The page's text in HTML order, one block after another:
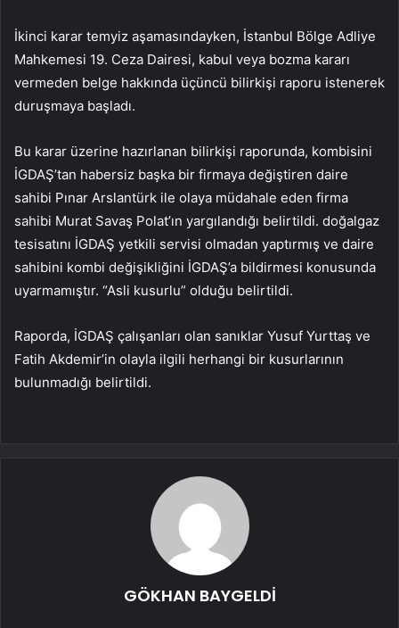
İkinci karar temyiz aşamasındayken, İstanbul Bölge Adliye
Mahkemesi 19. Ceza Dairesi, kabul veya bozma kararı
vermeden belge hakkında üçüncü bilirkişi raporu istenerek
duruşmaya başladı.
Bu karar üzerine hazırlanan bilirkişi raporunda, kombisini
İGDAŞ’tan habersiz başka bir firmaya değiştiren daire
sahibi Pınar Arslantürk ile olaya müdahale eden firma
sahibi Murat Savaş Polat’ın yargılandığı belirtildi. doğalgaz
tesisatını İGDAŞ yetkili servisi olmadan yaptırmış ve daire
sahibini kombi değişikliğini İGDAŞ’a bildirmesi konusunda
uyarmamıştır. “Asli kusurlu” olduğu belirtildi.
Raporda, İGDAŞ çalışanları olan sanıklar Yusuf Yurttaş ve
Fatih Akdemir’in olayla ilgili herhangi bir kusurlarının
bulunmadığı belirtildi.
GÖKHAN BAYGELDİ